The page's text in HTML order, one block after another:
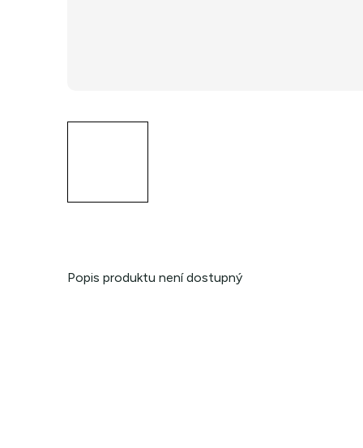
Popis produktu není dostupný